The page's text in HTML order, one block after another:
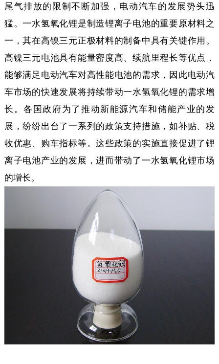
尾气排放的限制不断加强，电动汽车的发展势头迅
猛。一水氢氧化锂是制造锂离子电池的重要原材料之
一，其在高镍三元正极材料的制备中具有关键作用。
高镍三元电池具有能量密度高、续航里程长等优点，
能够满足电动汽车对高性能电池的需求，因此电动汽
车市场的快速发展将持续带动一水氢氧化锂的需求增
长。各国政府为了推动新能源汽车和储能产业的发
展，纷纷出台了一系列的政策支持措施，如补贴、税
收优惠、购车指标等。这些政策的实施直接促进了锂
离子电池产业的发展，进而带动了一水氢氧化锂市场
的增长。